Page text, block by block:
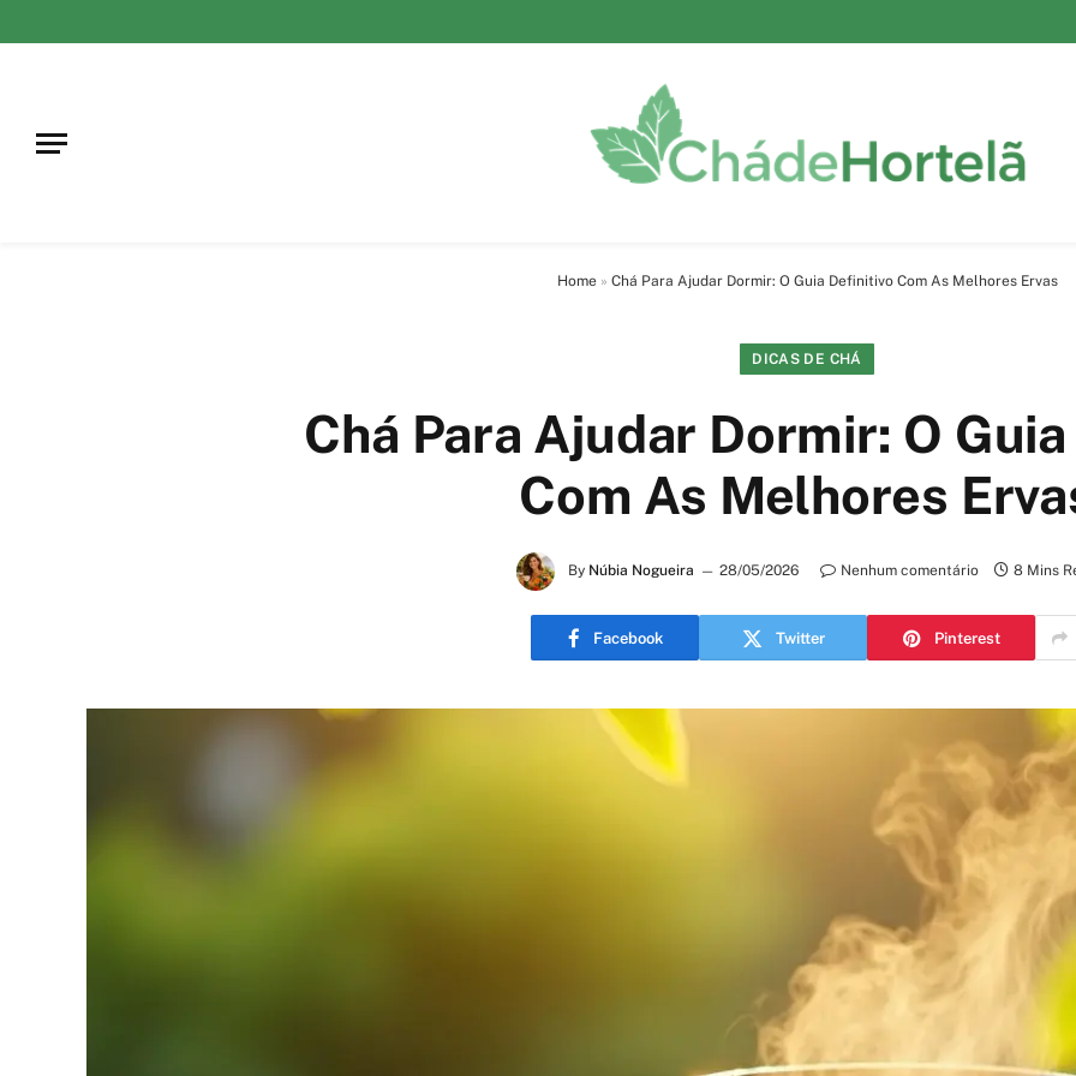
Home» Chá Para Ajudar Dormir: O Guia Definitivo Com As Melhores Ervas
DICAS DE CHÁ
Chá Para Ajudar Dormir: O
Com As Melhores
By Núbia Nogueira 28/05/2026 Nenhum comentário 8 Mins
Facebook Twitter Pinterest